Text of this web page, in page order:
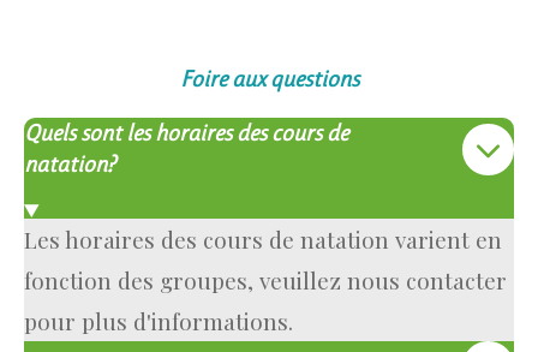
Foire aux questions
Quels sont les horaires des cours de
natation?
Les horaires des cours de natation varient en
fonction des groupes, veuillez nous contacter
pour plus d'informations.